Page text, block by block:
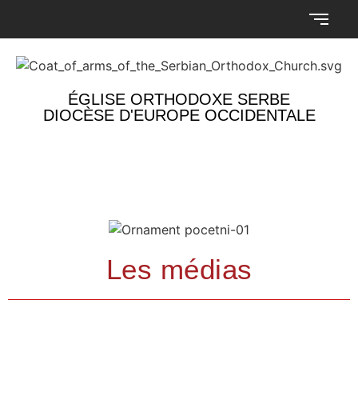
ÉGLISE ORTHODOXE SERBE
DIOCÈSE D'EUROPE OCCIDENTALE
Les médias